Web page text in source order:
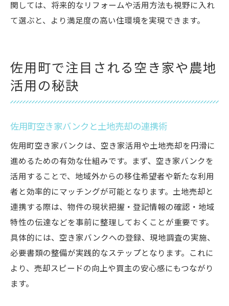
関しては、将来的なリフォームや活用方法も視野に入れ
て選ぶと、より満足度の高い住環境を実現できます。
佐用町で注目される空き家や農地
活用の秘訣
佐用町空き家バンクと土地売却の連携術
佐用町空き家バンクは、空き家活用や土地売却を円滑に
進めるための有効な仕組みです。まず、空き家バンクを
活用することで、地域外からの移住希望者や新たな利用
者と効率的にマッチングが可能となります。土地売却と
連携する際は、物件の現状把握・登記情報の確認・地域
特性の伝達などを事前に整理しておくことが重要です。
具体的には、空き家バンクへの登録、現地調査の実施、
必要書類の整備が実践的なステップとなります。これに
より、売却スピードの向上や買主の安心感にもつながり
ます。